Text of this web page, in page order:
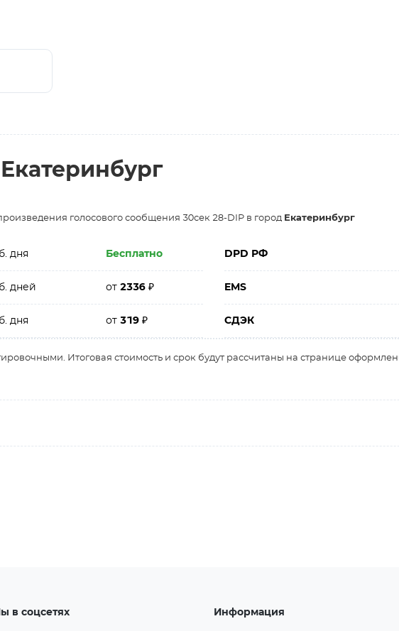
голосового сообщения 30сек 28-DIP в город Екатеринбург
дня Бесплатно DPD РФ
дней от2336₽ EMS
дня от319₽ СДЭК
Итоговая стоимость и срок будут рассчитаны на странице
в соцсетях Информация